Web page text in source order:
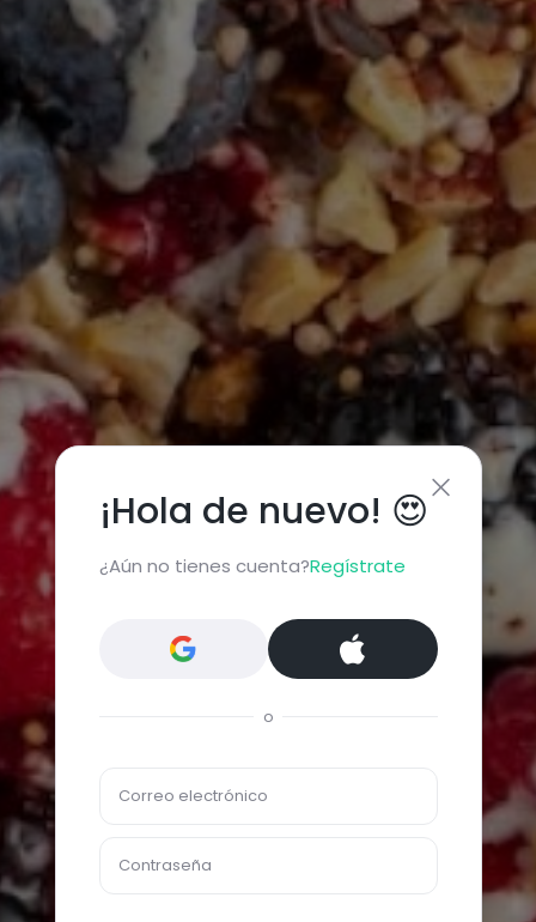
¡Hola de nuevo! 😍
¿Aún no tienes cuenta?Regístrate
o
Correo electrónico
Contraseña